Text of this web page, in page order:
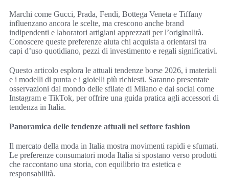
Marchi come Gucci, Prada, Fendi, Bottega Veneta e Tiffany
influenzano ancora le scelte, ma crescono anche brand
indipendenti e laboratori artigiani apprezzati per l’originalità.
Conoscere queste preferenze aiuta chi acquista a orientarsi tra
capi d’uso quotidiano, pezzi di investimento e regali significativi.
Questo articolo esplora le attuali tendenze borse 2026, i materiali
e i modelli di punta e i gioielli più richiesti. Saranno presentate
osservazioni dal mondo delle sfilate di Milano e dai social come
Instagram e TikTok, per offrire una guida pratica agli accessori di
tendenza in Italia.
Panoramica delle tendenze attuali nel settore fashion
Il mercato della moda in Italia mostra movimenti rapidi e sfumati.
Le preferenze consumatori moda Italia si spostano verso prodotti
che raccontano una storia, con equilibrio tra estetica e
responsabilità.